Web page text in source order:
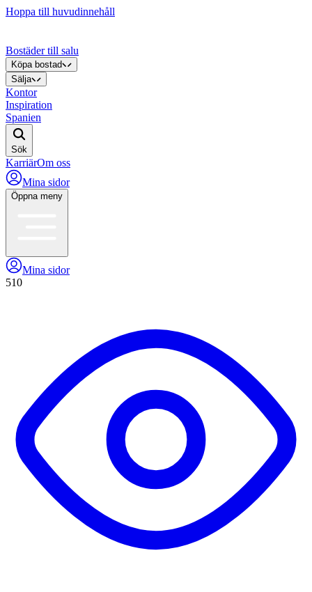
Hoppa till huvudinnehåll
Bostäder till salu
Köpa bostad
Sälja
Kontor
Inspiration
Spanien
Sök
KarriärOm oss
Mina sidor
Öppna meny
Mina sidor
510